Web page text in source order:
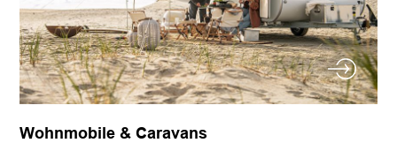
Wohnmobile & Caravans